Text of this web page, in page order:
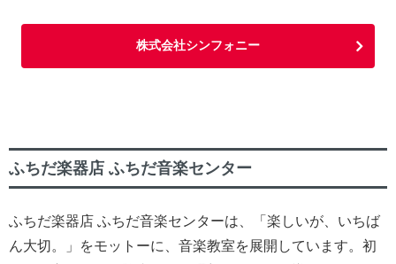
株式会社シンフォニー
ふちだ楽器店 ふちだ音楽センター
ふちだ楽器店 ふちだ音楽センターは、「楽しいが、いちば
ん大切。」をモットーに、音楽教室を展開しています。初